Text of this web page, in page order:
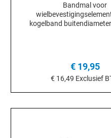
Bandmal voor
kogelband buitendiameter 23,7 mm
schroefdaadlengte
sleutelwijdte
€ 19,95
€ 16,49 Exclusief